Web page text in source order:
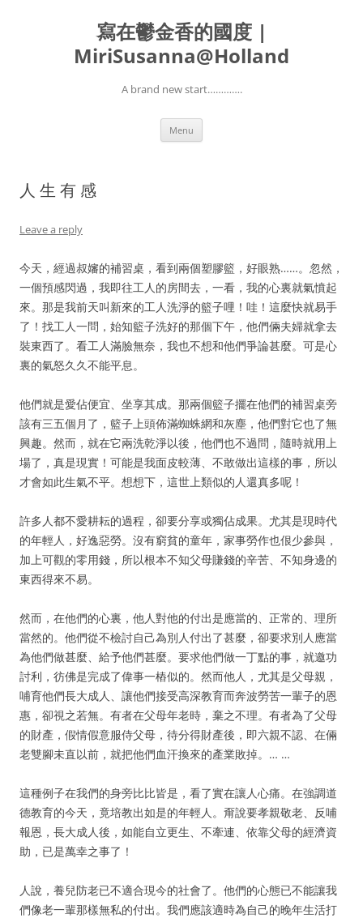
寫在鬱金香的國度 |
MiriSusanna@Holland
A brand new start………….
Menu
人 生 有 感
Leave a reply
今天，經過叔嬸的補習桌，看到兩個塑膠籃，好眼熟……。忽然，
一個預感閃過，我即往工人的房間去，一看，我的心裏就氣憤起
來。那是我前天叫新來的工人洗淨的籃子哩！哇！這麼快就易手
了！找工人一問，始知籃子洗好的那個下午，他們倆夫婦就拿去
裝東西了。看工人滿臉無奈，我也不想和他們爭論甚麼。可是心
裏的氣怒久久不能平息。
他們就是愛佔便宜、坐享其成。那兩個籃子擺在他們的補習桌旁
該有三五個月了，籃子上頭佈滿蜘蛛網和灰塵，他們對它也了無
興趣。然而，就在它兩洗乾淨以後，他們也不過問，隨時就用上
場了，真是現實！可能是我面皮較薄、不敢做出這樣的事，所以
才會如此生氣不平。想想下，這世上類似的人還真多呢！
許多人都不愛耕耘的過程，卻要分享或獨佔成果。尤其是現時代
的年輕人，好逸惡勞。沒有窮貧的童年，家事勞作也佷少參與，
加上可觀的零用錢，所以根本不知父母賺錢的辛苦、不知身邊的
東西得來不易。
然而，在他們的心裏，他人對他的付出是應當的、正常的、理所
當然的。他們從不檢討自己為別人付出了甚麼，卻要求別人應當
為他們做甚麼、給予他們甚麼。要求他們做一丁點的事，就邀功
討利，彷佛是完成了偉事一樁似的。然而他人，尤其是父母親，
哺育他們長大成人、讓他們接受高深教育而奔波勞苦一輩子的恩
惠，卻視之若無。有者在父母年老時，棄之不理。有者為了父母
的財產，假情假意服侍父母，待分得財產後，即六親不認、在倆
老雙腳未直以前，就把他們血汗換來的產業敗掉。… …
這種例子在我們的身旁比比皆是，看了實在讓人心痛。在強調道
德教育的今天，竟培教出如是的年輕人。甭說要孝親敬老、反哺
報恩，長大成人後，如能自立更生、不牽連、依靠父母的經濟資
助，已是萬幸之事了！
人說，養兒防老已不適合現今的社會了。他們的心態已不能讓我
們像老一輩那樣無私的付出。我們應該適時為自己的晚年生活打